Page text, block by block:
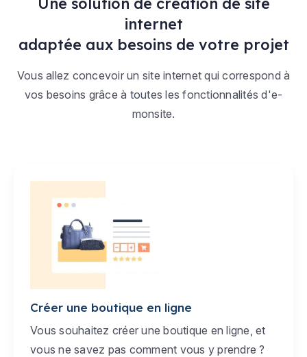
internet
adaptée aux besoins de votre projet
Vous allez concevoir un site internet qui correspond à
vos besoins grâce à toutes les fonctionnalités d'e-
monsite.
Créer une boutique en ligne
Vous souhaitez créer une boutique en ligne, et
vous ne savez pas comment vous y prendre ?